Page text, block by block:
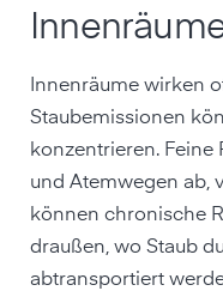
Innenräume wirken
Staubemissionen
konzentrieren. Feine
und Atemwegen ab,
können chronische
draußen, wo Staub
abtransportiert